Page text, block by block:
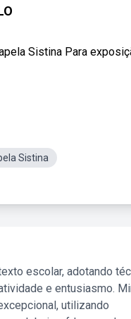
Sistina Para
Sistina
escolar, adotando
e entusiasmo.
utilizando